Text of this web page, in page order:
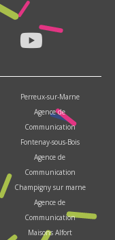
Perreux-sur-Marne
Agence de
Communication
Fontenay-sous-Bois
Agence de
Communication
Champigny sur marne
Agence de
Communication
Maisons Alfort